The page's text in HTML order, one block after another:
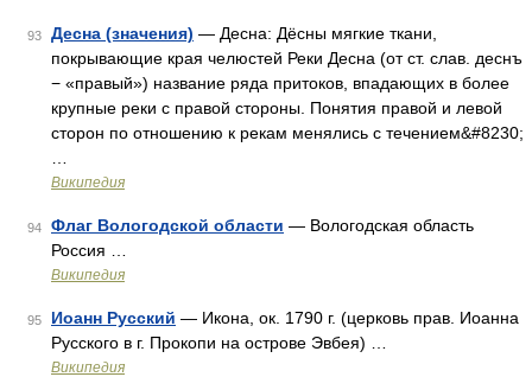
93 Десна (значения) — Десна: Дёсны мягкие ткани,
покрывающие края челюстей Реки Десна (от ст. слав. деснъ
− «правый») название ряда притоков, впадающих в более
крупные реки с правой стороны. Понятия правой и левой
сторон по отношению к рекам менялись с течением&#8230;
Википедия
94 Флаг Вологодской области — Вологодская область
Россия …
Википедия
95 Иоанн Русский — Икона, ок. 1790 г. (церковь прав. Иоанна
Русского в г. Прокопи на острове Эвбея) …
Википедия